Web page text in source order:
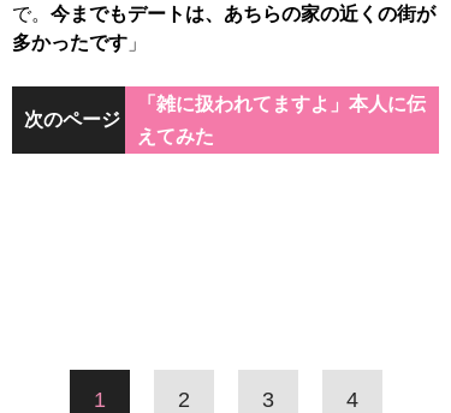
で。 今までもデートは、あちらの家の近くの街が
多かったです 」
次のページ
「雑に扱われてますよ」本人に伝
えてみた
1 2 3 4